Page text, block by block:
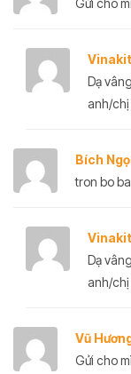
Gửi cho
Dạ
anh/chị
Bích
tron bo
Dạ
anh/chị
Vũ
Gửi cho